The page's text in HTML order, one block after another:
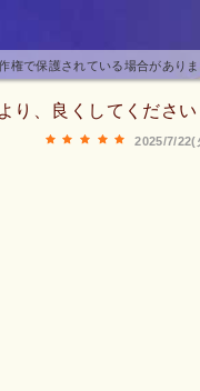
権で保護されている場合があり
り、良くしてください
2025/7/22(